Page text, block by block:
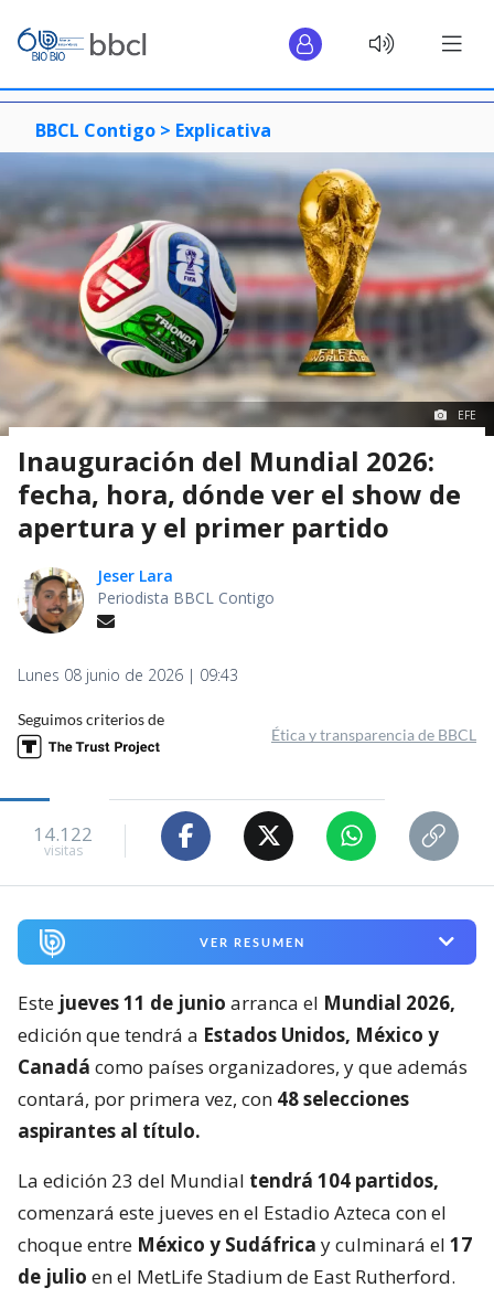
BBCL Contigo > Explicativa
EFE
Inauguración del Mundial 2026:
fecha, hora, dónde ver el show de
apertura y el primer partido
Jeser Lara
Periodista BBCL Contigo
Lunes 08 junio de 2026 | 09:43
Seguimos criterios de
Ética y transparencia de BBCL
14.122
visitas
VER RESUMEN
Este jueves 11 de junio arranca el Mundial 2026,
edición que tendrá a Estados Unidos, México y
Canadá como países organizadores, y que además
contará, por primera vez, con 48 selecciones
aspirantes al título.
La edición 23 del Mundial tendrá 104 partidos,
comenzará este jueves en el Estadio Azteca con el
choque entre México y Sudáfrica y culminará el 17
de julio en el MetLife Stadium de East Rutherford.